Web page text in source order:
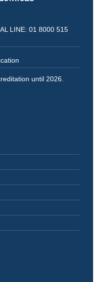
LINE: 01 8000 515
until 2026.